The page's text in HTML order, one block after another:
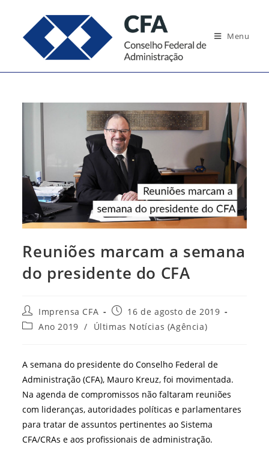
conteúdo
Menu
Reuniões marcam a semana
do presidente do CFA
Autor
do
post:
Imprensa CFA
Post
publicado:
16 de agosto de 2019
Categoria
Ano 2019 / Últimas Notícias (Agência)
A semana do presidente do Conselho Federal de
Administração (CFA), Mauro Kreuz, foi movimentada.
Na agenda de compromissos não faltaram reuniões
com lideranças, autoridades políticas e parlamentares
para tratar de assuntos pertinentes ao Sistema
CFA/CRAs e aos profissionais de administração.